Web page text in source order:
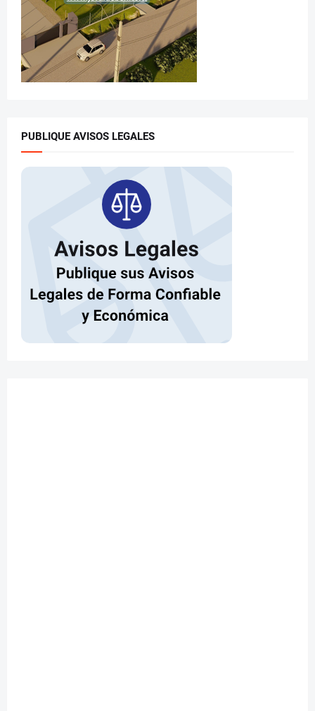
PUBLIQUE AVISOS LEGALES